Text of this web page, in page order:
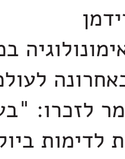
לזכרו:
לדימות